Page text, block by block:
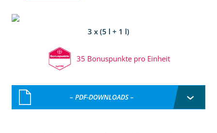
3 x (5 l + 1 l)
35 Bonuspunkte pro Einheit
– PDF-DOWNLOADS –